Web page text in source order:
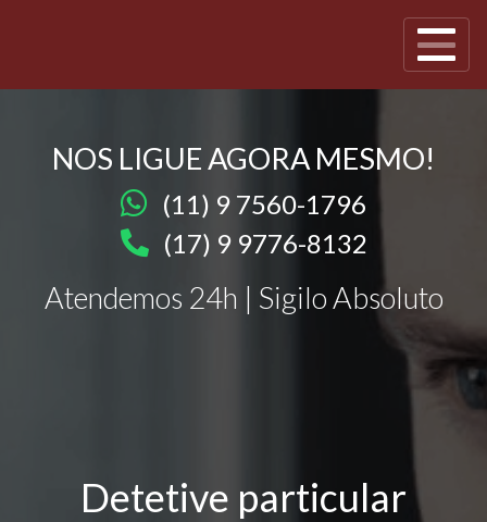
NOS LIGUE AGORA MESMO!
(11) 9 7560-1796
(17) 9 9776-8132
Atendemos 24h | Sigilo Absoluto
Detetive particular